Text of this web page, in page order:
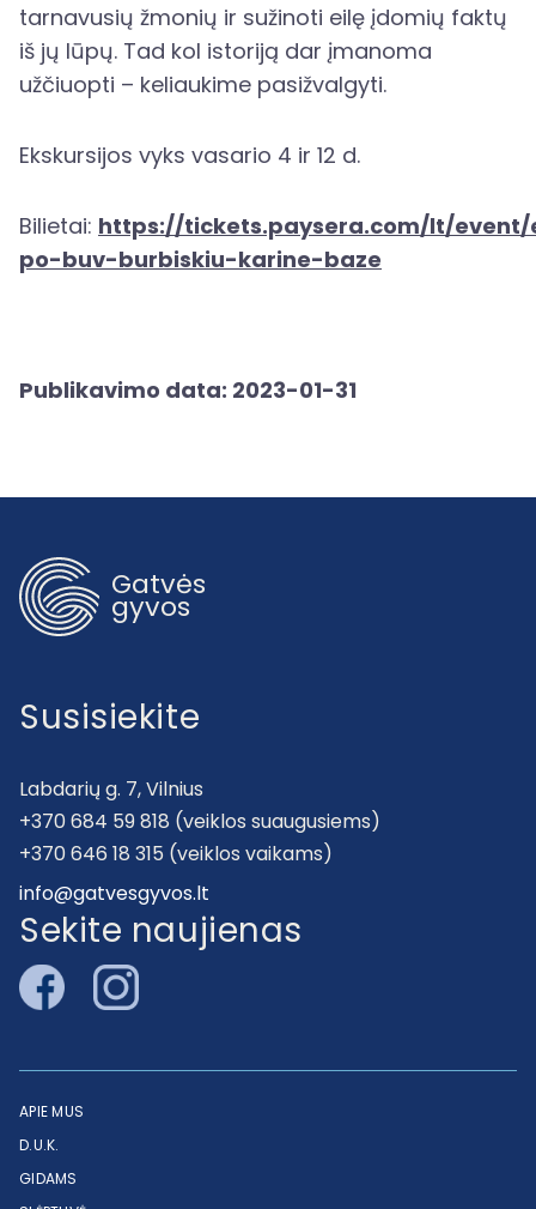
tarnavusių žmonių ir sužinoti eilę įdomių faktų
iš jų lūpų. Tad kol istoriją dar įmanoma
užčiuopti – keliaukime pasižvalgyti.
Ekskursijos vyks vasario 4 ir 12 d.
Bilietai: https://tickets.paysera.com/lt/
po-buv-burbiskiu-karine-baze
Publikavimo data: 2023-01-31
Gatvės
gyvos
Susisiekite
Labdarių g. 7, Vilnius
+370 684 59 818 (veiklos suaugusiems)
+370 646 18 315 (veiklos vaikams)
info@gatvesgyvos.lt
Sekite naujienas
APIE MUS
D.U.K.
GIDAMS